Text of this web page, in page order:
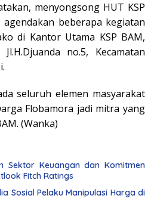
menyongsong HUT KSP
beberapa kegiatan
di Kantor Utama KSP BAM,
no.5, Kecamatan
seluruh elemen masyarakat
Flobamora jadi mitra yang
(Wanka)
Sektor Keuangan dan Komitmen
Fitch Ratings
Sosial Pelaku Manipulasi Harga di